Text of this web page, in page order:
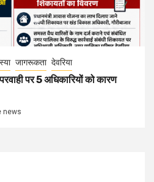
जागरूकता देवरिया
पर 5 अधिकारियों को कारण
news